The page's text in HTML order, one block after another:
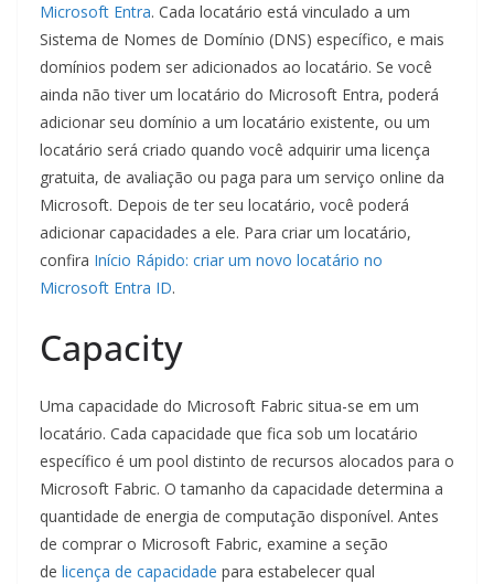
Microsoft Entra. Cada locatário está vinculado a um
Sistema de Nomes de Domínio (DNS) específico, e mais
domínios podem ser adicionados ao locatário. Se você
ainda não tiver um locatário do Microsoft Entra, poderá
adicionar seu domínio a um locatário existente, ou um
locatário será criado quando você adquirir uma licença
gratuita, de avaliação ou paga para um serviço online da
Microsoft. Depois de ter seu locatário, você poderá
adicionar capacidades a ele. Para criar um locatário,
confira Início Rápido: criar um novo locatário no
Microsoft Entra ID.
Capacity
Uma capacidade do Microsoft Fabric situa-se em um
locatário. Cada capacidade que fica sob um locatário
específico é um pool distinto de recursos alocados para o
Microsoft Fabric. O tamanho da capacidade determina a
quantidade de energia de computação disponível. Antes
de comprar o Microsoft Fabric, examine a seção
de licença de capacidade para estabelecer qual